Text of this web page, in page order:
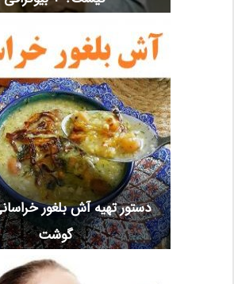
دستور تهیه آش بلغور
گوشت